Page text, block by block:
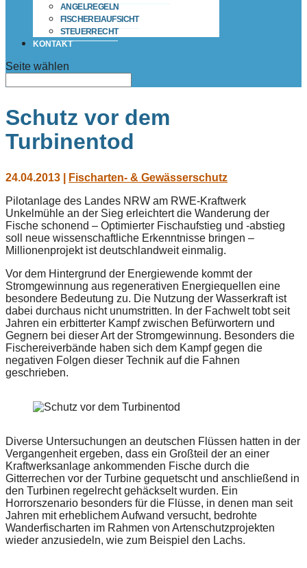
ANGELREGELN
FISCHEREIAUFSICHT
STEUERRECHT
KONTAKT
Seite wählen
Schutz vor dem
Turbinentod
24.04.2013
Fischarten- & Gewässerschutz
Pilotanlage des Landes NRW am RWE-Kraftwerk
Unkelmühle an der Sieg erleichtert die Wanderung der
Fische schonend – Optimierter Fischaufstieg und -abstieg
soll neue wissenschaftliche Erkenntnisse bringen –
Millionenprojekt ist deutschlandweit einmalig.
Vor dem Hintergrund der Energiewende kommt der
Stromgewinnung aus regenerativen Energiequellen eine
besondere Bedeutung zu. Die Nutzung der Wasserkraft ist
dabei durchaus nicht unumstritten. In der Fachwelt tobt seit
Jahren ein erbitterter Kampf zwischen Befürwortern und
Gegnern bei dieser Art der Stromgewinnung. Besonders die
Fischereiverbände haben sich dem Kampf gegen die
negativen Folgen dieser Technik auf die Fahnen
geschrieben.
Diverse Untersuchungen an deutschen Flüssen hatten in der
Vergangenheit ergeben, dass ein Großteil der an einer
Kraftwerksanlage ankommenden Fische durch die
Gitterrechen vor der Turbine gequetscht und anschließend in
den Turbinen regelrecht gehäckselt wurden. Ein
Horrorszenario besonders für die Flüsse, in denen man seit
Jahren mit erheblichem Aufwand versucht, bedrohte
Wanderfischarten im Rahmen von Artenschutzprojekten
wieder anzusiedeln, wie zum Beispiel den Lachs.